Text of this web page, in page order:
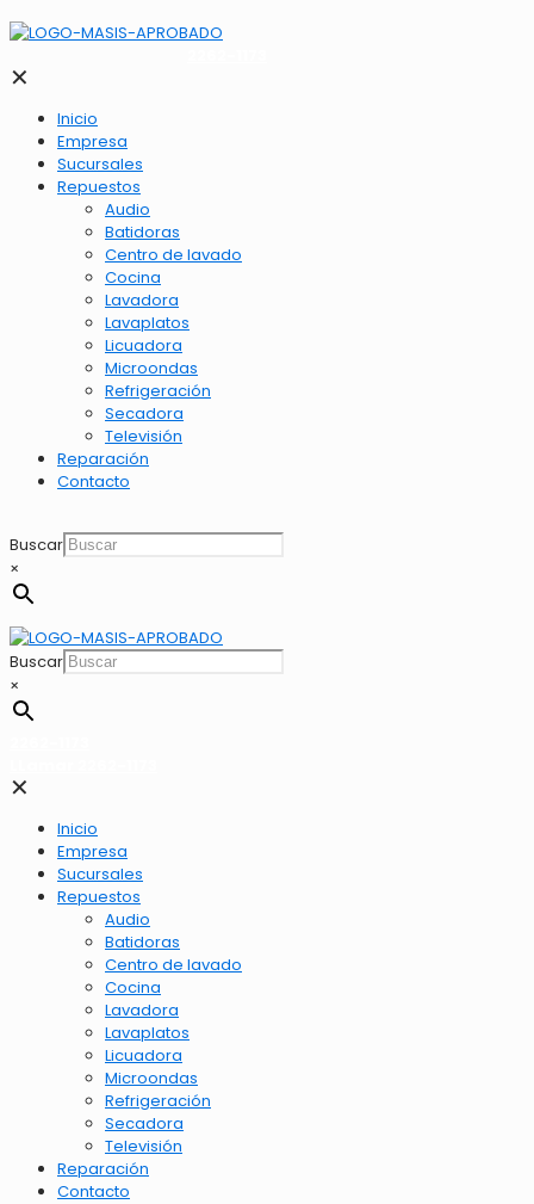
✕
Inicio
Empresa
Sucursales
Repuestos
Audio
Batidoras
Centro de lavado
Cocina
Lavadora
Lavaplatos
Licuadora
Microondas
Refrigeración
Secadora
Televisión
Reparación
Contacto
Buscar
×
Buscar
×
✕
Inicio
Empresa
Sucursales
Repuestos
Audio
Batidoras
Centro de lavado
Cocina
Lavadora
Lavaplatos
Licuadora
Microondas
Refrigeración
Secadora
Televisión
Reparación
Contacto